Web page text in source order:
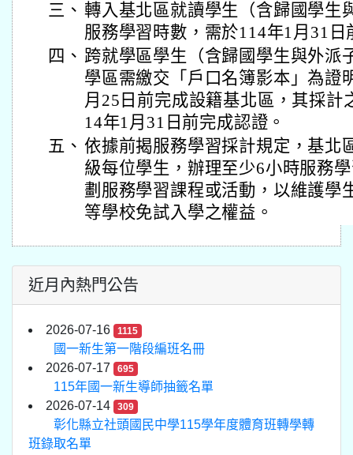
三、 轉入基北區就讀學生（含歸國學生
服務學習時數，需於114年1月31日
四、 跨就學區學生（含歸國學生與外派
學區需繳交「戶口名簿影本」為證
月25日前完成設籍基北區，其採計
14年1月31日前完成認證。
五、 依據前揭服務學習採計規定，基北
級每位學生，辦理至少6小時服務
劃服務學習課程或活動，以維護學
等學校免試入學之權益。
近月內熱門公告
2026-07-16 1115
國一新生第一階段編班名冊
2026-07-17
695
115年國一新生導師抽籤名單
2026-07-14
309
彰化縣立社頭國民中學115學年度體育班轉學轉
班錄取名單